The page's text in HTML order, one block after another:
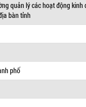
quản lý các hoạt động kinh
bàn tỉnh
phố